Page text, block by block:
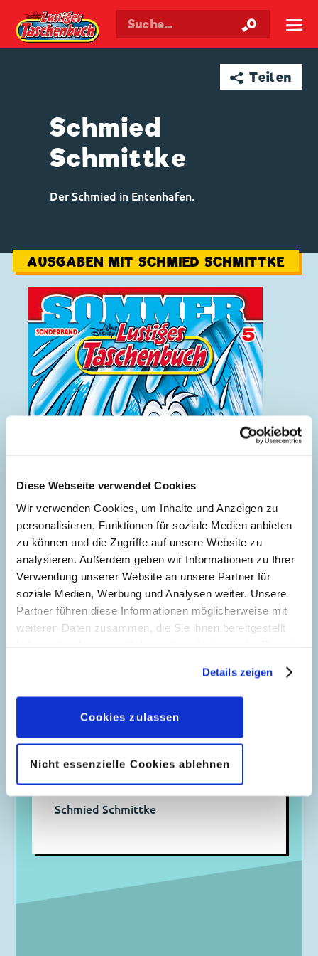
Diese Webseite verwendet Cookies
Wir verwenden Cookies, um Inhalte und Anzeigen zu
personalisieren, Funktionen für soziale Medien anbieten
zu können und die Zugriffe auf unsere Website zu
analysieren. Außerdem geben wir Informationen zu Ihrer
Verwendung unserer Website an unsere Partner für
soziale Medien, Werbung und Analysen weiter. Unsere
Partner führen diese Informationen möglicherweise mit
weiteren Daten zusammen, die Sie ihnen bereitgestellt
geben, können Sie diese jederzeit in der
Datenschutzerklärungwieder widerrufen.
Details zeigen
Cookies zulassen
Nicht essenzielle Cookies ablehnen
Walt Disneys Taschenbuch ☰
➦ Teilen
Schmied
Schmittke
Der Schmied in Entenhafen.
AUSGABEN MIT SCHMIED SCHMITTKE
Steckbrief
Schmied Schmittke